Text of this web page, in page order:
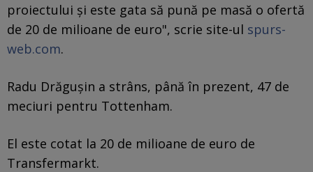
proiectului și este gata să pună pe masă o ofertă
de 20 de milioane de euro", scrie site-ul spurs-
web.com.
Radu Drăgușin a strâns, până în prezent, 47 de
meciuri pentru Tottenham.
El este cotat la 20 de milioane de euro de
Transfermarkt.